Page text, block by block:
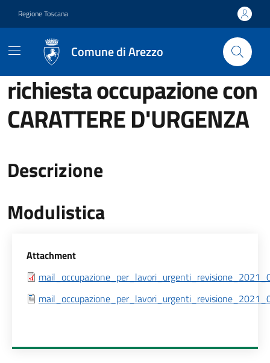
Regione Toscana
Comune di Arezzo
richiesta occupazione con
CARATTERE D'URGENZA
Descrizione
Modulistica
Allegati
Attachment